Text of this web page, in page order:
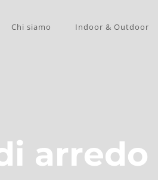
Chi siamo Indoor & Outdoor
arredo